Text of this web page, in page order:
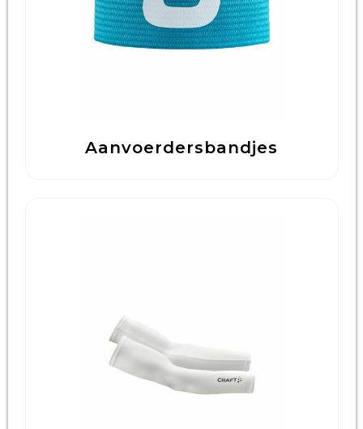
Aanvoerdersbandjes